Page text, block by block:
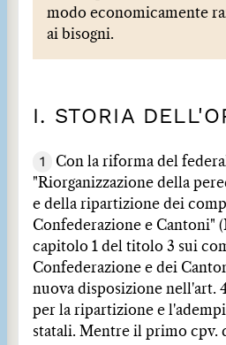
modo economicamente
ai bisogni.
I. STORIA
1
Con la riforma del
"Riorganizzazione della
e della ripartizione dei
Confederazione e Cantoni"
capitolo 1 del titolo 3 sui
Confederazione e dei
nuova disposizione nell'art.
per la ripartizione e
statali. Mentre il primo cpv.